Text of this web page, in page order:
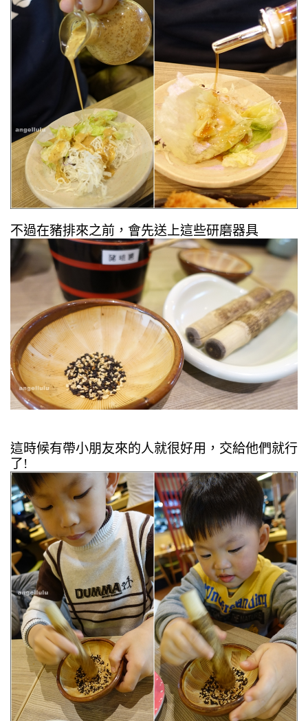
不過在豬排來之前，會先送上這些研磨器具
這時候有帶小朋友來的人就很好用，交給他們就行
了!